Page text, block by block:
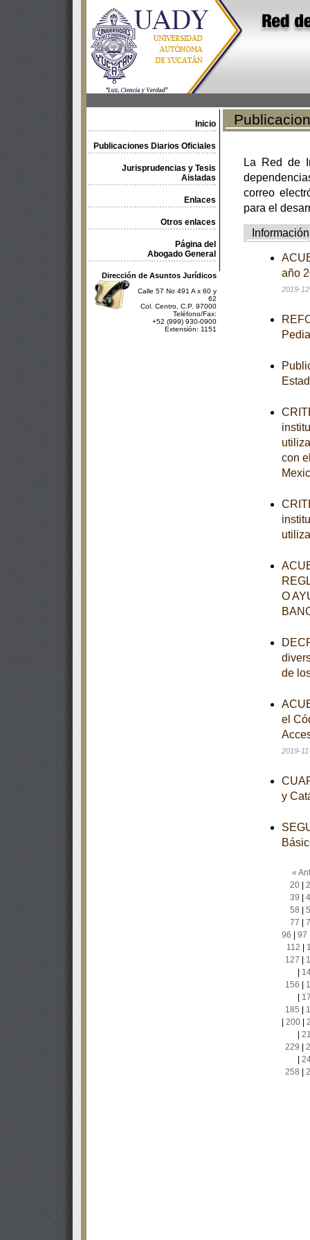
Inicio
Publicaciones Diarios Oficiales
Jurisprudencias y Tesis
Aisladas
Enlaces
Otros enlaces
Página del
Abogado General
Dirección de Asuntos Jurídicos
Calle 57 No 491 A x 60 y
62
Col. Centro, C.P. 97000
Teléfono/Fax:
+52 (999) 930-0900
Extensión: 1151
La Red de
correo
para el
Información
año
2019-
con
O
de
el
2019-
y
«
20|
39
58
77
96
97
112
127
156
185
200|
229
258